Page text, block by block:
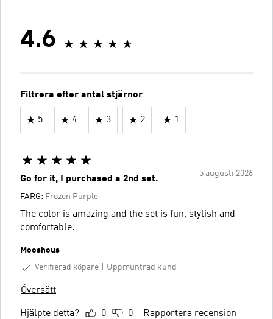
4.6
Filtrera efter antal stjärnor
5 4 3 2 1
5 augusti 2026
Go for it, I purchased a 2nd set.
FÄRG: Frozen Purple
The color is amazing and the set is fun, stylish and
comfortable.
Mooshous
Verifierad köpare
Uppmuntrad kund
Översätt
Hjälpte detta? 0 0 Rapportera recension